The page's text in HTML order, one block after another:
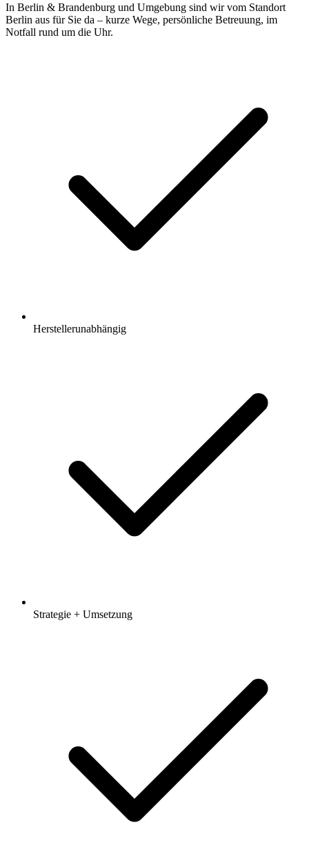
In Berlin & Brandenburg und Umgebung sind wir vom Standort
Berlin aus für Sie da – kurze Wege, persönliche Betreuung, im
Notfall rund um die Uhr.
Herstellerunabhängig
Strategie + Umsetzung